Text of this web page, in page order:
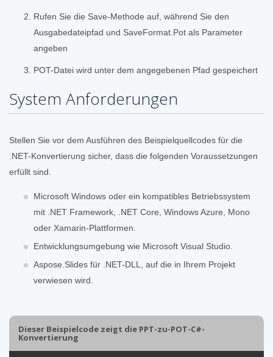
Rufen Sie die Save-Methode auf, während Sie den
Ausgabedateipfad und SaveFormat.Pot als Parameter
angeben
POT-Datei wird unter dem angegebenen Pfad gespeichert
System Anforderungen
Stellen Sie vor dem Ausführen des Beispielquellcodes für die
.NET-Konvertierung sicher, dass die folgenden Voraussetzungen
erfüllt sind.
Microsoft Windows oder ein kompatibles Betriebssystem
mit .NET Framework, .NET Core, Windows Azure, Mono
oder Xamarin-Plattformen.
Entwicklungsumgebung wie Microsoft Visual Studio.
Aspose.Slides für .NET-DLL, auf die in Ihrem Projekt
verwiesen wird.
Dieser Beispielcode zeigt die PPT-zu-POT-C#-
Konvertierung